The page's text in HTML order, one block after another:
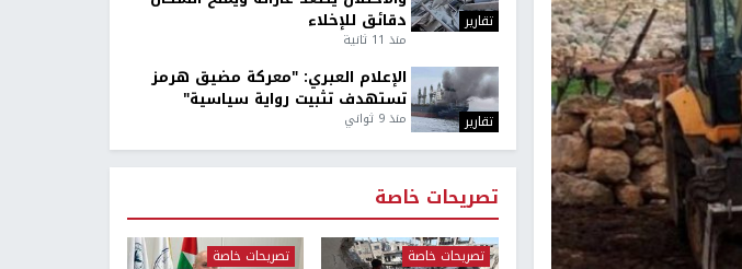
تقارير
دقائق للإخلاء
منذ 11 ثانية
تقارير
الإعلام العبري: "معركة مضيق هرمز
تستهدف تثبيت رواية سياسية"
منذ 9 ثواني
تصريحات خاصة
تصريحات خاصة تصريحات خاصة